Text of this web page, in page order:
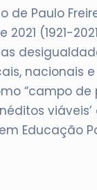
de Paulo
(1921-
nacionais e
“campo de
viáveis’
Educação